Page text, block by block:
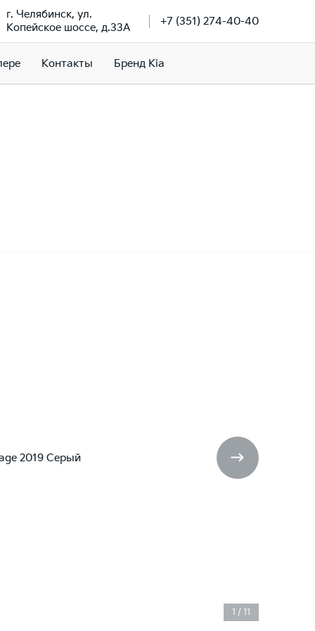
г. Челябинск, ул.
Копейское шоссе, д.33А
+7 (351) 274-40-40
Контакты Бренд Kia
1 / 11